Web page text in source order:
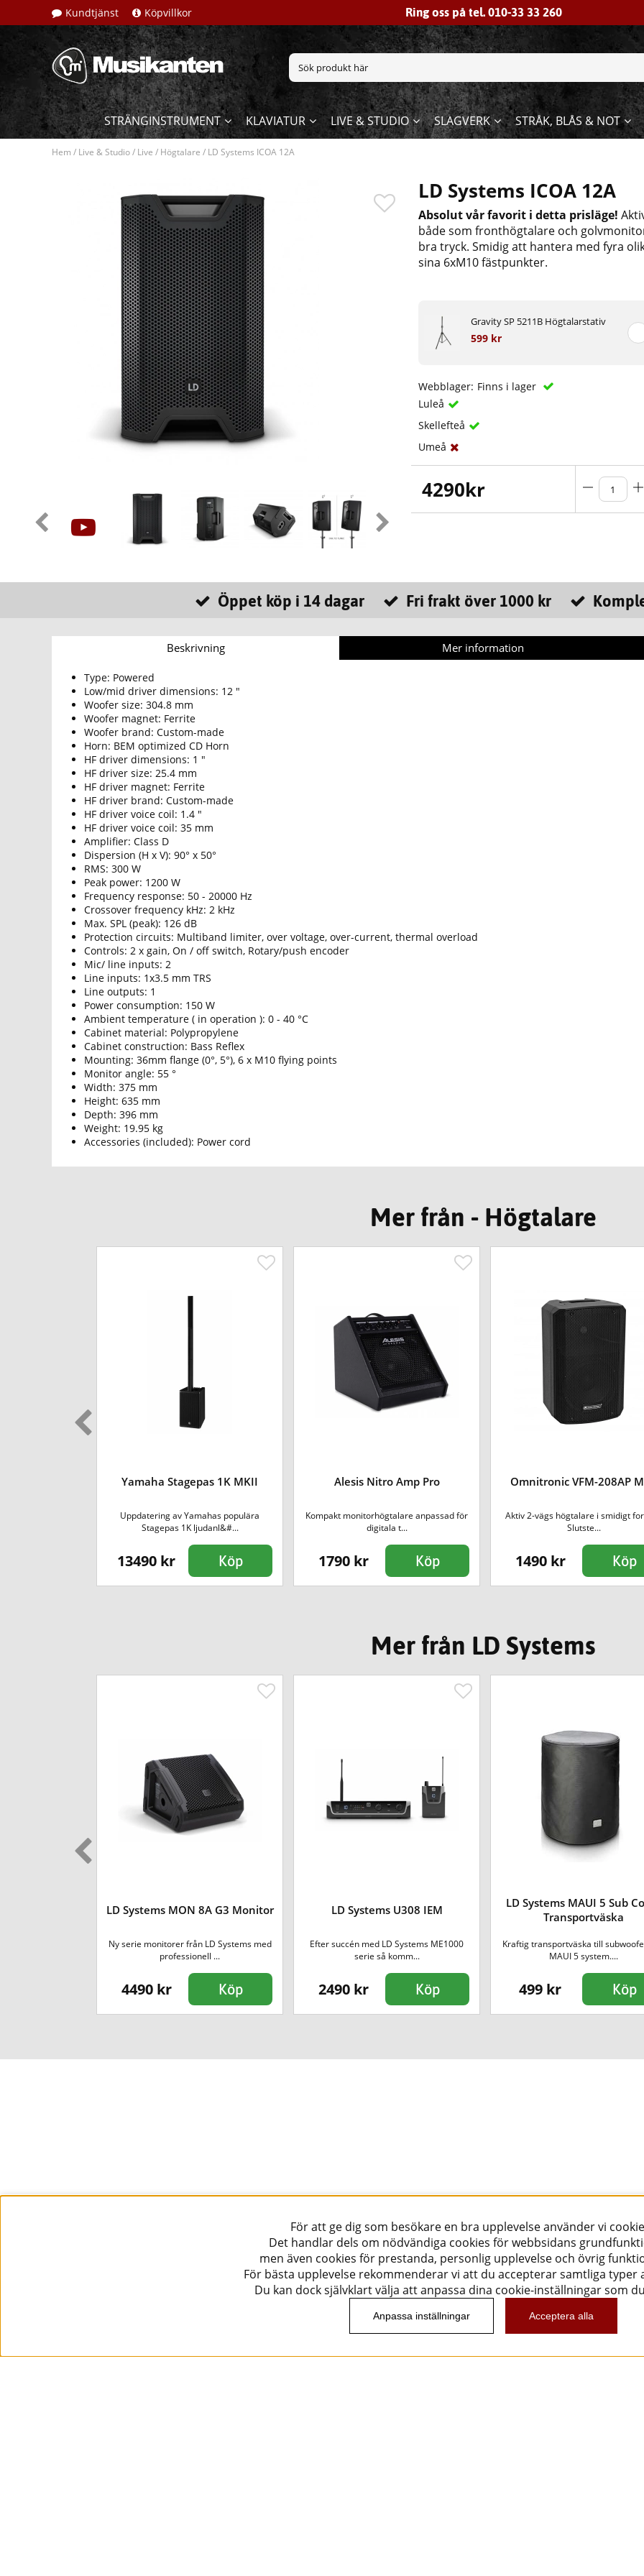
Kundtjänst Köpvillkor Ring oss på tel. 010-33 33 260
STRÄNGINSTRUMENT KLAVIATUR LIVE & STUDIO SLAGVERK STRÅK, BLÅS & NOT
Hem / Live & Studio/ Live / Högtalare / LD Systems ICOA 12A
LD Systems ICOA 12A
Absolut vår favorit i detta prisläge!
både som fronthögtalare och
bra tryck. Smidig att hantera med fyra
sina 6xM10 fästpunkter.
Gravity SP 5211B Högtalarstativ
599 kr
Webblager: Finns i lager
Luleå
Skellefteå
Umeå
4290kr
Öppet köp i 14 dagar Fri frakt över 1000 kr
Beskrivning Mer information
Type: Powered
Low/mid driver dimensions: 12 "
Woofer size: 304.8 mm
Woofer magnet: Ferrite
Woofer brand: Custom-made
Horn: BEM optimized CD Horn
HF driver dimensions: 1 "
HF driver size: 25.4 mm
HF driver magnet: Ferrite
HF driver brand: Custom-made
HF driver voice coil: 1.4 "
HF driver voice coil: 35 mm
Amplifier: Class D
Dispersion (H x V): 90° x 50°
RMS: 300 W
Peak power: 1200 W
Frequency response: 50 - 20000 Hz
Crossover frequency kHz: 2 kHz
Max. SPL (peak): 126 dB
Protection circuits: Multiband limiter, over voltage, over-current, thermal overload
Controls: 2 x gain, On / off switch, Rotary/push encoder
Mic/ line inputs: 2
Line inputs: 1x3.5 mm TRS
Line outputs: 1
Power consumption: 150 W
Ambient temperature ( in operation ): 0 - 40 °C
Cabinet material: Polypropylene
Cabinet construction: Bass Reflex
Mounting: 36mm flange (0°, 5°), 6 x M10 flying points
Monitor angle: 55 °
Width: 375 mm
Height: 635 mm
Depth: 396 mm
Weight: 19.95 kg
Accessories (included): Power cord
Mer från - Högtalare
Yamaha Stagepas 1K MKII
Uppdatering av Yamahas populära
Stagepas 1K ljudanl&#...
13490 kr Köp
Alesis Nitro Amp Pro
Kompakt monitorhögtalare anpassad för
digitala t...
1790 kr Köp
Omnitronic VFM-208AP
Aktiv 2-vägs högtalare i smidigt
Slutste...
1490 kr Köp
Mer från LD Systems
LD Systems MON 8A G3 Monitor
Ny serie monitorer från LD Systems med
professionell ...
4490 kr Köp
LD Systems U308 IEM
Efter succén med LD Systems ME1000
serie så komm...
2490 kr Köp
LD Systems MAUI 5 Sub
Transportväska
Kraftig transportväska till
MAUI 5 system....
499 kr Köp
För att ge dig som besökare en bra upplevelse använder vi
Det handlar dels om nödvändiga cookies för webbsidans
men även cookies för prestanda, personlig upplevelse och övrig
För bästa upplevelse rekommenderar vi att du accepterar samtliga typer
Du kan dock självklart välja att anpassa dina cookie-inställningar som
Anpassa inställningar Acceptera alla